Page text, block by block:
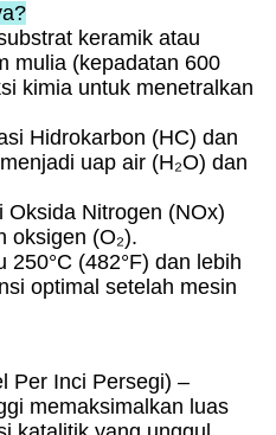
keramik atau
mulia (kepadatan 600
kimia untuk menetralkan
Hidrokarbon (HC) dan
uap air (H₂O) dan
Oksida Nitrogen (NOx)
oksigen (O₂).
250°C (482°F) dan lebih
optimal setelah mesin
Per Inci Persegi) –
memaksimalkan luas